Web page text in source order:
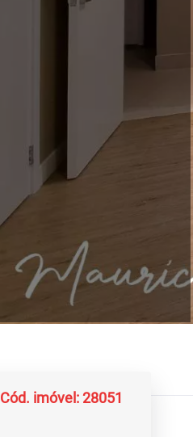
Cód. imóvel: 28051